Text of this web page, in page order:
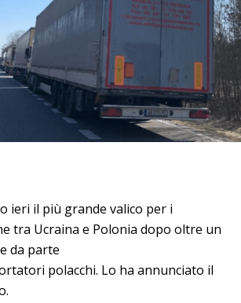
ieri il più grande valico per i
tra Ucraina e Polonia dopo oltre un
da parte
polacchi. Lo ha annunciato il